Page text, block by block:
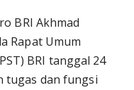
BRI Akhmad
Rapat Umum
BRI tanggal 24
tugas dan fungsi